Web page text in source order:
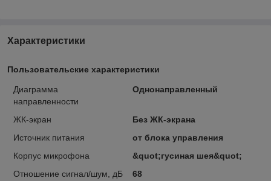
Характеристики
Пользовательские характеристики
Диаграмма
направленности
Однонаправленный
ЖК-экран
Без ЖК-экрана
Источник питания
от блока управления
Корпус микрофона
&quot;гусиная шея&quot;
Отношение сигнал/шум, дБ
68